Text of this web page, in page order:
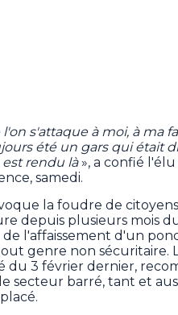
s'attaque à moi, à ma
été un gars qui était
est rendu là», a confié l'élu
samedi.
la foudre de
depuis plusieurs mois
l'affaissement d'un
genre non sécuritaire.
du 3 février dernier,
secteur barré, tant et